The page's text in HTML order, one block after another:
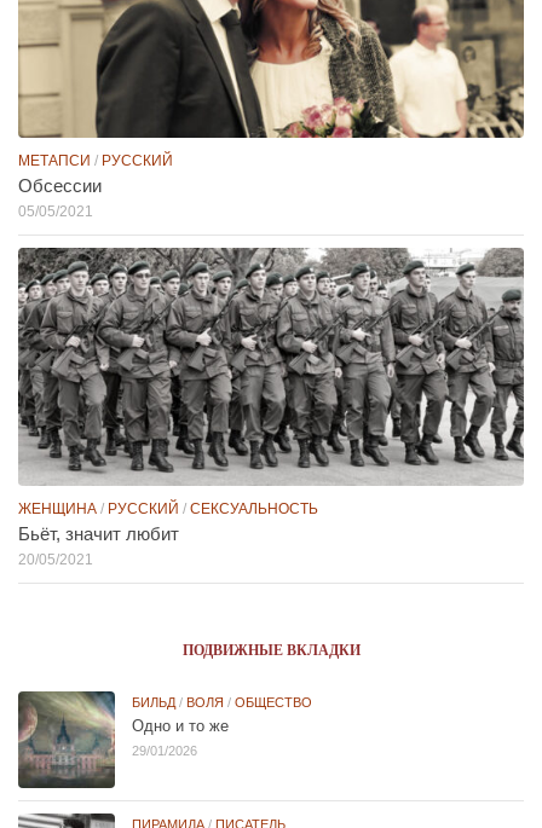
МЕТАПСИ / РУССКИЙ
Обсессии
05/05/2021
ЖЕНЩИНА / РУССКИЙ / СЕКСУАЛЬНОСТЬ
Бьёт, значит любит
20/05/2021
ПОДВИЖНЫЕ ВКЛАДКИ
БИЛЬД / ВОЛЯ / ОБЩЕСТВО
Одно и то же
29/01/2026
ПИРАМИДА / ПИСАТЕЛЬ